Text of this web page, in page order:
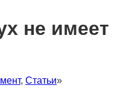
не имеет
, Статьи»